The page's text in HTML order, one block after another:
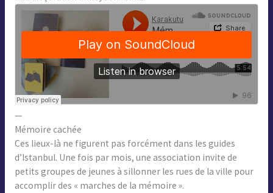
—
Mémoire cachée
Ces lieux-là ne figurent pas forcément dans les guides
d’Istanbul. Une fois par mois, une association invite de
petits groupes de jeunes à sillonner les rues de la ville pour
accomplir des « marches de la mémoire ».